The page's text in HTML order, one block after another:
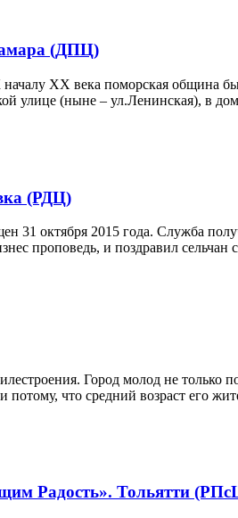
(ДПЦ)
ХХ века поморская община
улице (ныне – ул.Ленинская), в
(РДЦ)
октября 2015 года. Служба
проповедь, и поздравил сельчан
Город молод не только
что средний возраст его
Радость». Тольятти